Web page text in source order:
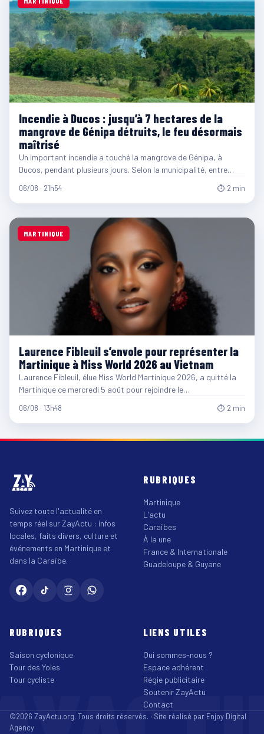
Incendie à Ducos : jusqu’à 7 hectares de la
mangrove de Génipa détruits, le feu désormais
maîtrisé
Un important incendie a touché la mangrove de Génipa, à
Ducos, pendant plusieurs jours. Selon la municipalité, entre…
06/08 · 21h54 ⏱ 2 min
MARTINIQUE
Laurence Fibleuil s’envole pour représenter la
Martinique à Miss World 2026 au Vietnam
Laurence Fibleuil, élue Miss World Martinique 2026, a quitté la
Martinique ce mercredi 5 août pour rejoindre le…
06/08 · 13h48 ⏱ 2 min
Suivez toute l'actualité en
temps réel sur ZayActu : infos
locales, faits divers, culture et
événements en Martinique et
dans la Caraïbe.
RUBRIQUES
Martinique
L'actu
Caraïbes
À la une
France & Internationale
Guadeloupe & Guyane
RUBRIQUES
Saison cyclonique
Tour des Yoles
Tour cycliste
LIENS UTILES
Qui sommes-nous ?
Espace adhérent
Régie publicitaire
Soutenir ZayActu
Contact
©2026 ZayActu.org. Tous droits réservés. · Site réalisé par Enjoy Digital
Agency